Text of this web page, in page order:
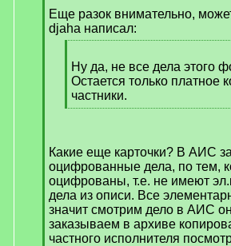
Еще разок внимательно,
djaha написал:
q
]
Ну да, не все дела этого
Остается только платное
частники.
[
]
Какие еще карточки? В АИС
оцифрованные дела, по тем,
оцифрованы, т.е. не имеют
дела из описи. Все
значит смотрим дело в АИС
заказываем в архиве
частного исполнителя